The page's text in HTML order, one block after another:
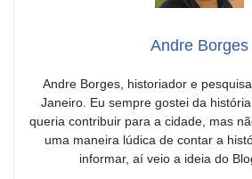
Andre Borges
Andre Borges, historiador e
Janeiro. Eu sempre gostei da
queria contribuir para a cidade, mas
uma maneira lúdica de contar a
informar, aí veio a ideia do